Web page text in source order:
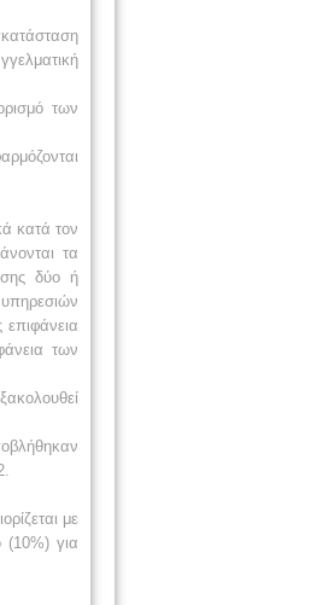
των
κατά τον
τα
δύο ή
επιφάνεια
των
με
(10%) για